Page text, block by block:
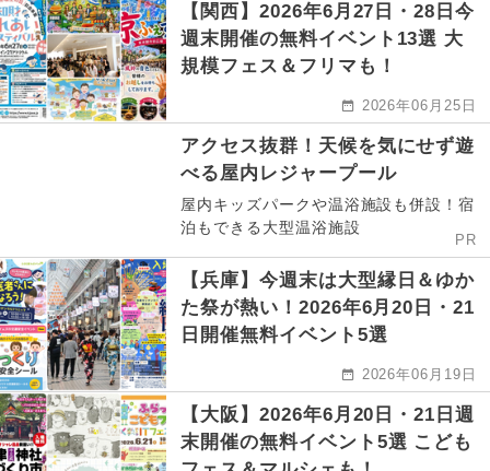
【関西】2026年6月27日・28日今
週末開催の無料イベント13選 大
規模フェス＆フリマも！
2026年06月25日
アクセス抜群！天候を気にせず遊
べる屋内レジャープール
屋内キッズパークや温浴施設も併設！宿
泊もできる大型温浴施設
PR
【兵庫】今週末は大型縁日＆ゆか
た祭が熱い！2026年6月20日・21
日開催無料イベント5選
2026年06月19日
【大阪】2026年6月20日・21日週
末開催の無料イベント5選 こども